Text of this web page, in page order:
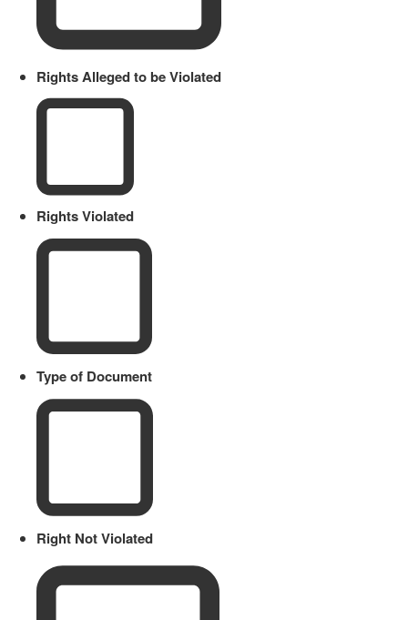
Rights Alleged to be Violated
Rights Violated
Type of Document
Right Not Violated